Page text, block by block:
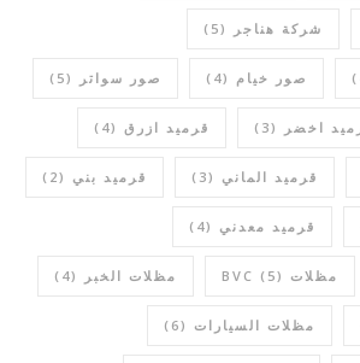
شركة هناجر (5)
صور خيام (4) صور سواتر (5)
اخضر (3) قرميد ازرق (4)
قرميد الماني (3) قرميد بني (2)
قرميد معدني (4)
مظلات BVC (5) مظلات الخبر (4)
مظلات السيارات (6)